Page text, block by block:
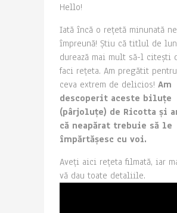
Hello!
Iată încă o rețetă minunată
împreună! Știu că titlul de
durează mai mult să-l citești
faci rețeta. Am pregătit
ceva extrem de delicios! Am
descoperit aceste biluțe
(pârjoluțe) de Ricotta și
că neapărat trebuie să le
împărtășesc cu voi.
Aveți aici rețeta filmată, iar
vă dau toate detaliile.